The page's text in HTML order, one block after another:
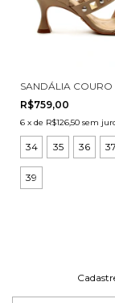
SANDÁLIA
R$759,00
6 x de R$126,50 sem
34 35 36 37
39